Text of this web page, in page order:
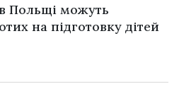
Польщі можуть
на підготовку дітей